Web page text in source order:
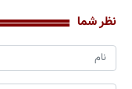
نظر شما